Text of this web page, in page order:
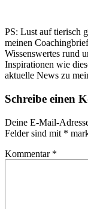
PS: Lust auf tierisch
meinen
Wissenswertes rund
Inspirationen wie
aktuelle News zu
Schreibe einen
Deine E-Mail-
Felder sind mit *
Kommentar *